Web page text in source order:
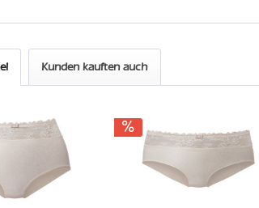
Kunden kauften auch